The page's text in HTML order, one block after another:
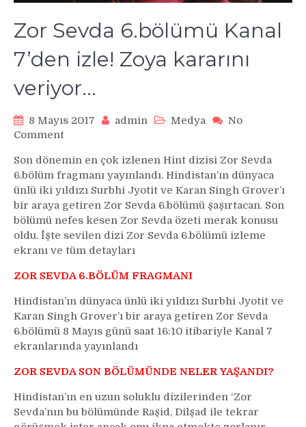
Zor Sevda 6.bölümü Kanal
7’den izle! Zoya kararını
veriyor…
8 Mayıs 2017 admin Medya
No
Commenton
Sevda
6.bölümü
Kanal
7’den
izle!
Zoya
kararını
Son dönemin en çok izlenen Hint dizisi Zor Sevda
6.bölüm fragmanı yayınlandı. Hindistan’ın dünyaca
ünlü iki yıldızı Surbhi Jyotit ve Karan Singh Grover’ı
bir araya getiren Zor Sevda 6.bölümü şaşırtacan. Son
bölümü nefes kesen Zor Sevda özeti merak konusu
oldu. İşte sevilen dizi Zor Sevda 6.bölümü izleme
ekranı ve tüm detayları
ZOR SEVDA 6.BÖLÜM FRAGMANI
Hindistan’ın dünyaca ünlü iki yıldızı Surbhi Jyotit ve
Karan Singh Grover’ı bir araya getiren Zor Sevda
6.bölümü 8 Mayıs günü saat 16:10 itibariyle Kanal 7
ekranlarında yayınlandı
ZOR SEVDA SON BÖLÜMÜNDE NELER YAŞANDI?
Hindistan’ın en uzun soluklu dizilerinden ‘Zor
Sevda’nın bu bölümünde Raşid, Dilşad ile tekrar